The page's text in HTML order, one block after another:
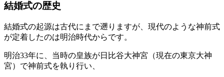
結婚式の歴史
結婚式の起源は古代にまで遡りますが、現代のような神前式
が定着したのは明治時代からです。
明治33年に、当時の皇族が日比谷大神宮（現在の東京大神
宮）で神前式を執り行い、